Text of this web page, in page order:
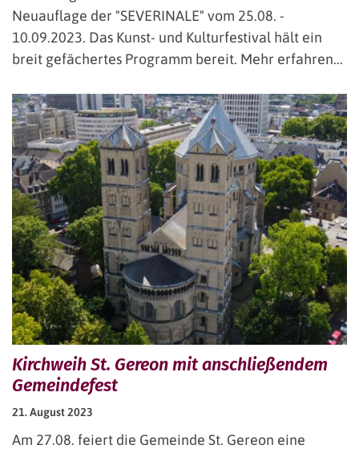
Neuauflage der "SEVERINALE" vom 25.08. -
10.09.2023. Das Kunst- und Kulturfestival hält ein
breit gefächertes Programm bereit. Mehr erfahren...
Kirchweih St. Gereon mit anschließendem
Gemeindefest
21. August 2023
Am 27.08. feiert die Gemeinde St. Gereon eine